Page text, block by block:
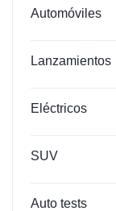
Automóviles
Lanzamientos
Eléctricos
SUV
Auto tests